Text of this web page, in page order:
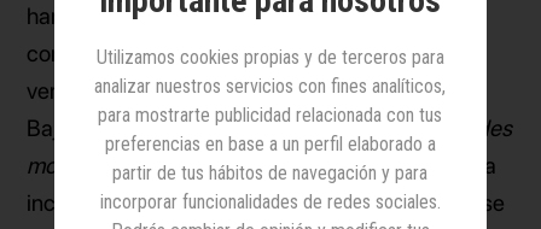
han lanzado una nueva campañade
concienciación que invita a reflexionar sobre el
verdadero precio de la imprudencia al volante.
Bajo el conceptoEn un siniestro de tráfico puedes
morir o perder tu vida, la acción plantea una idea
incómoda y poderosa: en un accidente no solo se
Utilizamos cookies propias y de terceros para
analizar nuestros servicios con fines analíticos,
para mostrarte publicidad relacionada con tus
preferencias en base a un perfil elaborado a
partir de tus hábitos de navegación y para
incorporar funcionalidades de redes sociales.